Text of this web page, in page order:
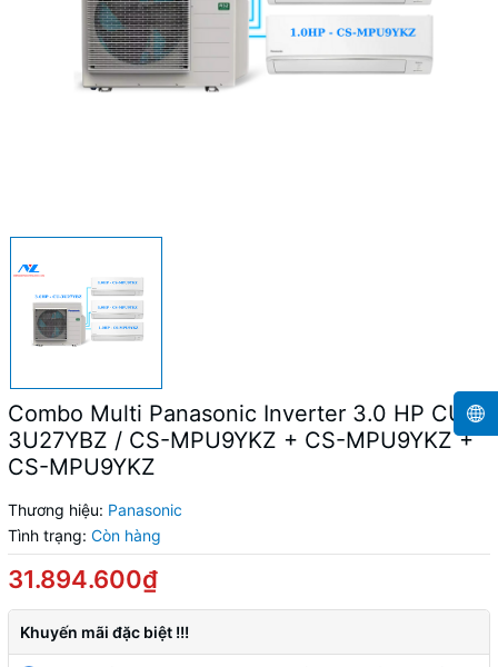
Combo Multi Panasonic Inverter 3.0 HP CU-
3U27YBZ / CS-MPU9YKZ + CS-MPU9YKZ +
CS-MPU9YKZ
Thương hiệu: Panasonic
Tình trạng: Còn hàng
31.894.600₫
Khuyến mãi đặc biệt !!!